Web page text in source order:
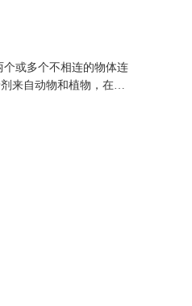
或多个不相连的物体连
来自动物和植物，在十